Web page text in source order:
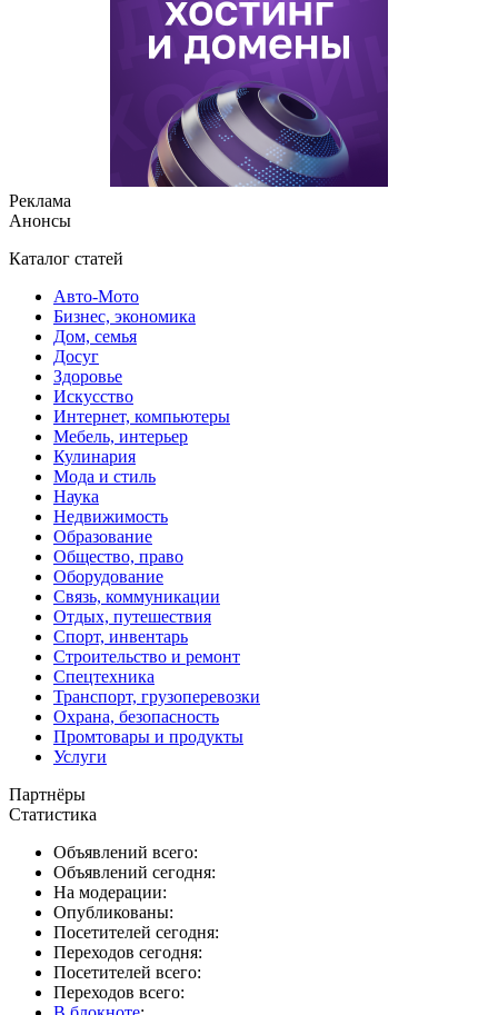
Реклама
Анонсы
Каталог статей
Авто-Мото
Бизнес, экономика
Дом, семья
Досуг
Здоровье
Искусство
Интернет, компьютеры
Мебель, интерьер
Кулинария
Мода и стиль
Наука
Недвижимость
Образование
Общество, право
Оборудование
Связь, коммуникации
Отдых, путешествия
Спорт, инвентарь
Строительство и ремонт
Спецтехника
Транспорт, грузоперевозки
Охрана, безопасность
Промтовары и продукты
Услуги
Партнёры
Статистика
Объявлений всего:
Объявлений сегодня:
На модерации:
Опубликованы:
Посетителей сегодня:
Переходов сегодня:
Посетителей всего:
Переходов всего: